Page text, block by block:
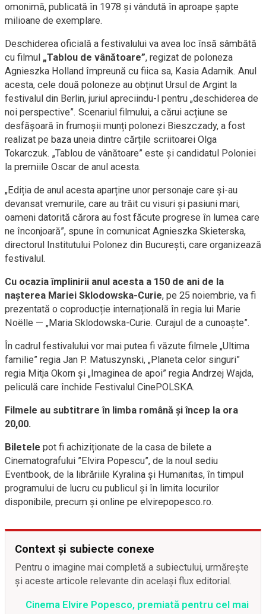
omonimă, publicată în 1978 și vândută în aproape șapte
milioane de exemplare.
Deschiderea oficială a festivalului va avea loc însă sâmbătă
cu filmul „Tablou de vânătoare”, regizat de poloneza
Agnieszka Holland împreună cu fiica sa, Kasia Adamik. Anul
acesta, cele două poloneze au obținut Ursul de Argint la
festivalul din Berlin, juriul apreciindu-l pentru „deschiderea de
noi perspective”. Scenariul filmului, a cărui acțiune se
desfășoară în frumoșii munți polonezi Bieszczady, a fost
realizat pe baza uneia dintre cărțile scriitoarei Olga
Tokarczuk. „Tablou de vânătoare” este și candidatul Poloniei
la premiile Oscar de anul acesta.
„Ediția de anul acesta aparține unor personaje care și-au
devansat vremurile, care au trăit cu visuri și pasiuni mari,
oameni datorită cărora au fost făcute progrese în lumea care
ne înconjoară”, spune în comunicat Agnieszka Skieterska,
directorul Institutului Polonez din București, care organizează
festivalul.
Cu ocazia împlinirii anul acesta a 150 de ani de la
nașterea Mariei Sklodowska-Curie, pe 25 noiembrie, va fi
prezentată o coproducție internațională în regia lui Marie
Noëlle — „Maria Sklodowska-Curie. Curajul de a cunoaște”.
În cadrul festivalului vor mai putea fi văzute filmele „Ultima
familie” regia Jan P. Matuszynski, „Planeta celor singuri”
regia Mitja Okorn și „Imaginea de apoi” regia Andrzej Wajda,
peliculă care închide Festivalul CinePOLSKA.
Filmele au subtitrare în limba română și încep la ora
20,00.
Biletele pot fi achiziționate de la casa de bilete a
Cinematografului ”Elvira Popescu”, de la noul sediu
Eventbook, de la librăriile Kyralina și Humanitas, în timpul
programului de lucru cu publicul și în limita locurilor
disponibile, precum și online pe elvirepopesco.ro.
Context și subiecte conexe
Pentru o imagine mai completă a subiectului, urmărește
și aceste articole relevante din același flux editorial.
Cinema Elvire Popesco, premiată pentru cel mai